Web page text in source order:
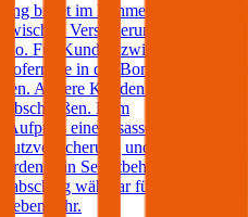
bietet im Rahmen der Kfz-
Versicherungssummen
Für Kunden zwischen dem
sie in der Bonus Malus-
Andere Kunden können
abschließen. Dem
eine Insassen-
und/oder ein
Ein Selbstbehalt in der
wählbar für